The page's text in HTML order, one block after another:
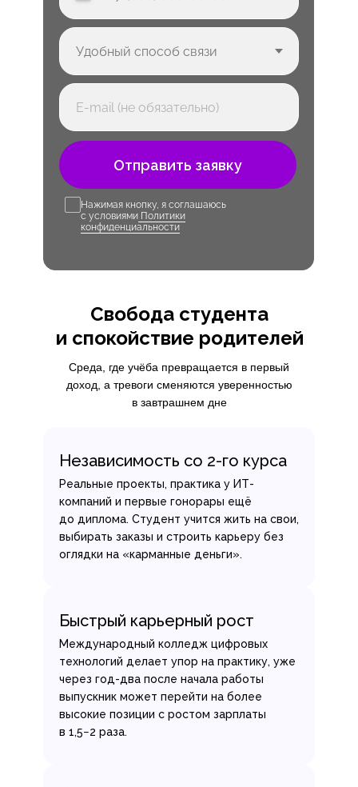
Отправить заявку
Нажимая кнопку, я соглашаюсь
с условиями Политики
конфиденциальности
Свобода студента
и спокойствие родителей
Независимость со 2-го курса
Реальные проекты, практика у ИТ-
компаний и первые гонорары ещё
до диплома. Студент учится жить на свои,
выбирать заказы и строить карьеру без
оглядки на «карманные деньги».
Быстрый карьерный рост
Международный колледж цифровых
технологий делает упор на практику, уже
через год-два после начала работы
выпускник может перейти на более
высокие позиции с ростом зарплаты
в 1,5−2 раза.
Среда, где учёба превращается в первый
доход, а тревоги сменяются уверенностью
в завтрашнем дне